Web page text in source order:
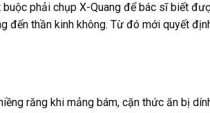
phải chụp X-Quang để bác sĩ biết
đến thần kinh không. Từ đó mới quyết
răng khi mảng bám, cặn thức ăn bị